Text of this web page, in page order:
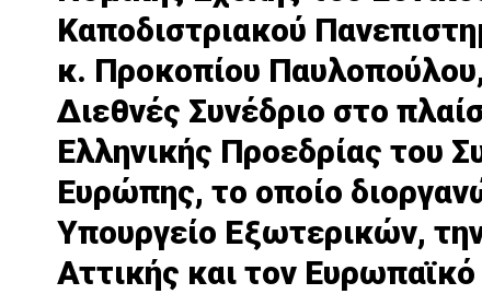
Καποδιστριακού
κ. Προκοπίου
Διεθνές Συνέδριο στο
Ελληνικής Προεδρίας του
Ευρώπης, το οποίο
Υπουργείο Εξωτερικών,
Αττικής και τον